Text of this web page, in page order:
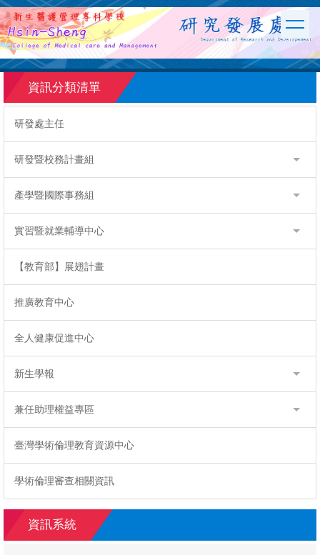
跳
到
主
要
內
資訊分類清單
研發處主任
研發暨校務計畫組
產學暨國際事務組
實習暨就業輔導中心
【教育部】展翅計畫
推廣教育中心
全人健康促進中心
新生學報
兼任助理權益專區
臺灣學術倫理教育資源中心
學術倫理審查相關資訊
資訊系統